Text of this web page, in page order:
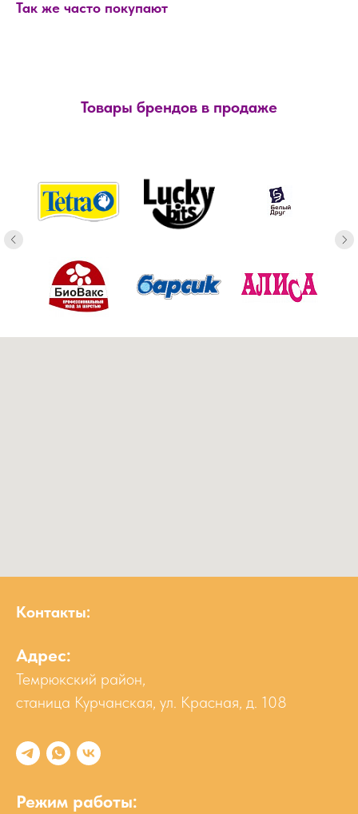
Так же часто покупают
Товары брендов в продаже
Контакты:
Адрес:
Темрюкский район,
станица Курчанская, ул. Красная, д. 108
Режим работы: